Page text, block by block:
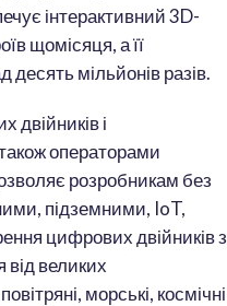
інтерактивний 3D-
щомісяця, а її
мільйонів разів.
і
операторами
розробникам без
підземними, IoT,
цифрових двійників з
великих
морські, космічні